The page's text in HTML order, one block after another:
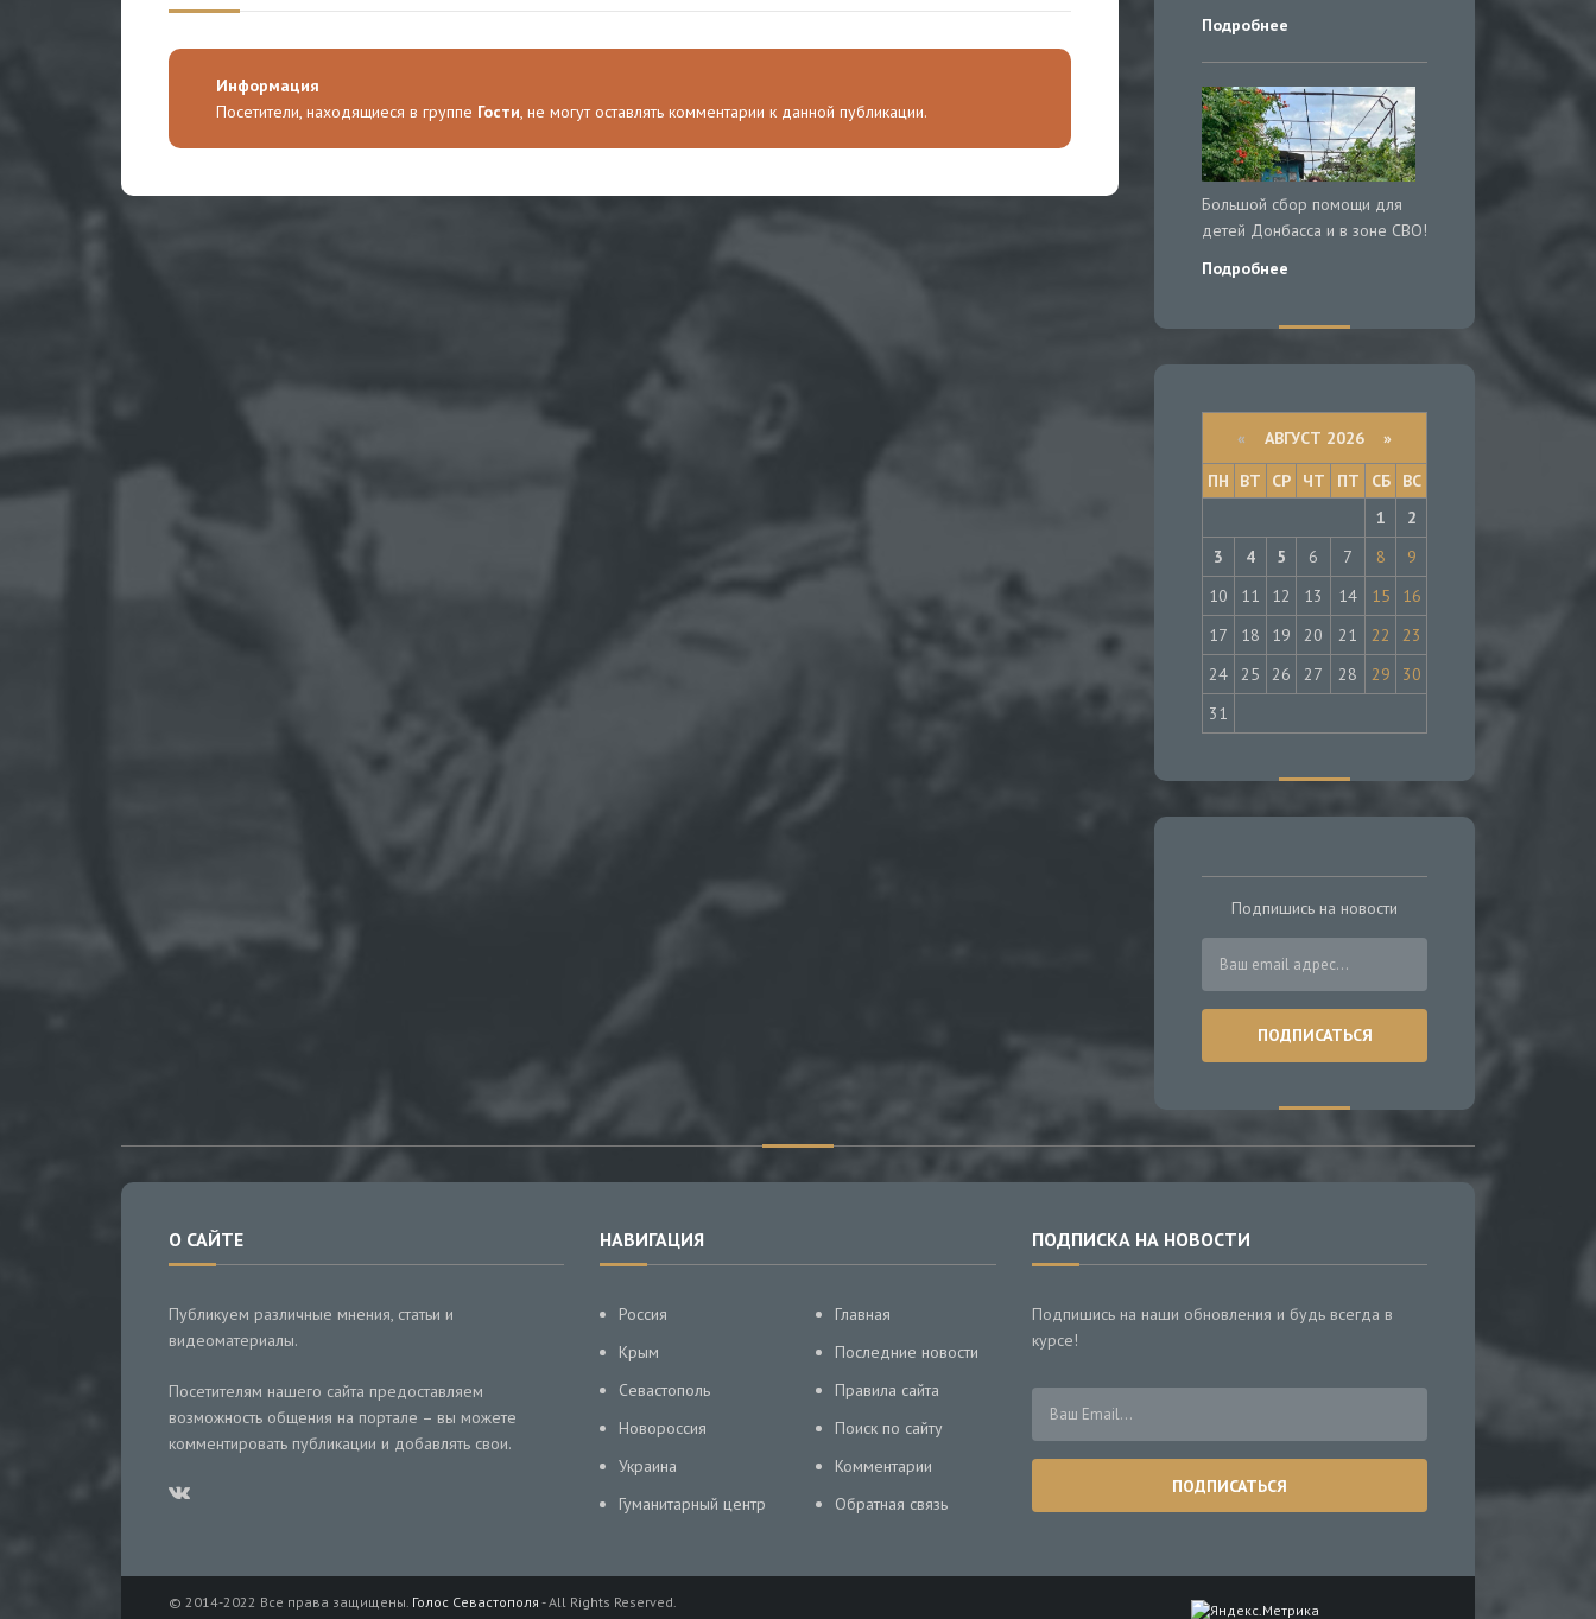
Информация
Посетители, находящиеся в группе Гости, не могут оставлять комментарии к данной публикации.
Подробнее
Большой сбор помощи для
детей Донбасса и в зоне СВО!
Подробнее
« АВГУСТ 2026 »
ПН
ВТ СР ЧТ ПТ СБ
ВС
1
2
3
4 5 6 7 8
9
10
11 12 13 14 15
16
17
18 19 20 21 22
23
24
25 26 27 28 29
30
31
Подпишись на новости
О САЙТЕ
Публикуем различные мнения, статьи и
видеоматериалы.
Посетителям нашего сайта предоставляем
возможность общения на портале – вы можете
комментировать публикации и добавлять свои.
НАВИГАЦИЯ
Россия
Крым
Севастополь
Новороссия
Украина
Гуманитарный центр
Главная
Последние новости
Правила сайта
Поиск по сайту
Комментарии
Обратная связь
ПОДПИСКА НА НОВОСТИ
Подпишись на наши обновления и будь всегда в
курсе!
© 2014-2022 Все права защищены. Голос Севастополя - All Rights Reserved.